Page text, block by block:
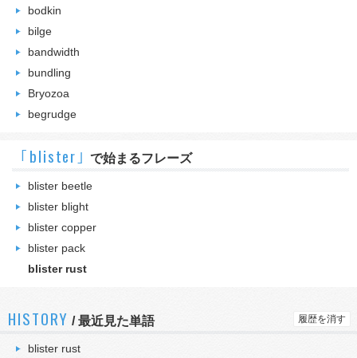
bodkin
bilge
bandwidth
bundling
Bryozoa
begrudge
｢blister｣ で始まるフレーズ
blister beetle
blister blight
blister copper
blister pack
blister rust
HISTORY /最近見た単語 履歴を消す
blister rust